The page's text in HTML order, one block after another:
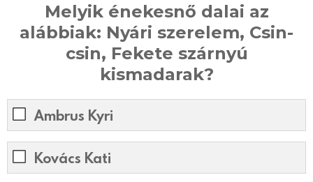
Melyik énekesnő dalai az
alábbiak: Nyári szerelem, Csin-
csin, Fekete szárnyú
kismadarak?
Ambrus Kyri
Kovács Kati